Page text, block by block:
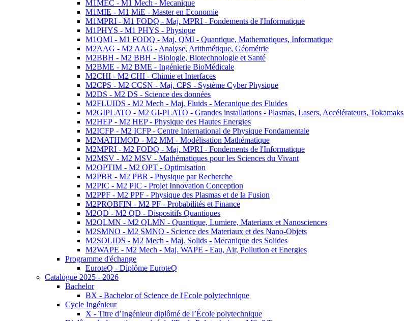
M1MEC - M1 Mech - Mecanique
M1MIE - M1 MiE - Master en Economie
M1MPRI - M1 FODQ - Maj. MPRI - Fondements de l'Informatique
M1PHYS - M1 PHYS - Physique
M1QMI - M1 FODQ - Maj. QMI - Quantique, Mathematiques, Informatique
M2AAG - M2 AAG - Analyse, Arithmétique, Géométrie
M2BBH - M2 BBH - Biologie, Biotechnologie et Santé
M2BME - M2 BME - Ingénierie BioMédicale
M2CHI - M2 CHI - Chimie et Interfaces
M2CPS - M2 CCSN - Maj. CPS - Système Cyber Physique
M2DS - M2 DS - Science des données
M2FLUIDS - M2 Mech - Maj. Fluids - Mecanique des Fluides
M2GIPLATO - M2 GI-PLATO - Grandes installations - Plasmas, Lasers, Accélérateurs, Tokamaks
M2HEP - M2 HEP - Physique des Hautes Energies
M2ICFP - M2 ICFP - Centre International de Physique Fondamentale
M2MATHMOD - M2 MM - Modélisation Mathématique
M2MPRI - M2 FODQ - Maj. MPRI - Fondements de l'Informatique
M2MSV - M2 MSV - Mathématiques pour les Sciences du Vivant
M2OPTIM - M2 OPT - Optimisation
M2PBR - M2 PBR - Physique par Recherche
M2PIC - M2 PIC - Projet Innovation Conception
M2PPF - M2 PPF - Physique des Plasmas et de la Fusion
M2PROBFIN - M2 PF - Probabilités et Finance
M2QD - M2 QD - Dispositifs Quantiques
M2QLMN - M2 QLMN - Quantique, Lumiere, Materiaux et Nanosciences
M2SMNO - M2 SMNO - Science des Materiaux et des Nano-Objets
M2SOLIDS - M2 Mech - Maj. Solids - Mecanique des Solides
M2WAPE - M2 Mech - Maj. WAPE - Eau, Air, Pollution et Energies
Programme d'échange
EuroteQ - Diplôme EuroteQ
Catalogue 2025 - 2026
Bachelor
BX - Bachelor of Science de l'Ecole polytechnique
Cycle Ingénieur
X - Titre d’Ingénieur diplômé de l’École polytechnique